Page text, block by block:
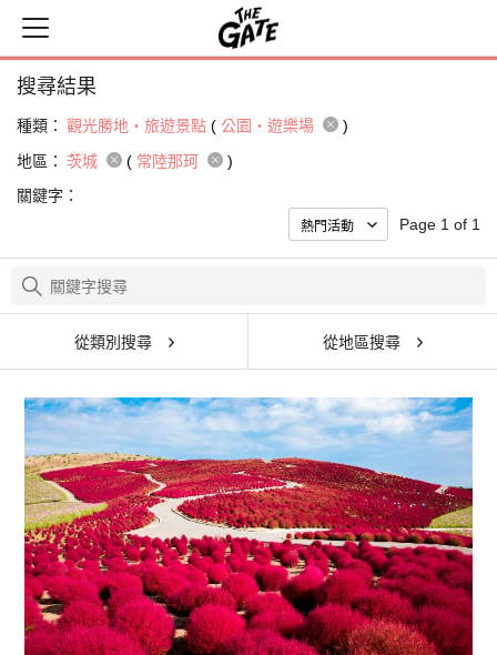
搜尋結果
種類： 觀光勝地・旅遊景點 ( 公園・遊樂場
)
地區： 茨城 ( 常陸那珂
)
關鍵字：
Page 1 of 1
從類別搜尋 從地區搜尋